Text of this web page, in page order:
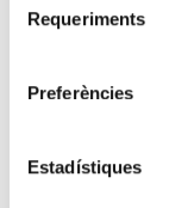
Requeriments
Preferències
Estadístiques